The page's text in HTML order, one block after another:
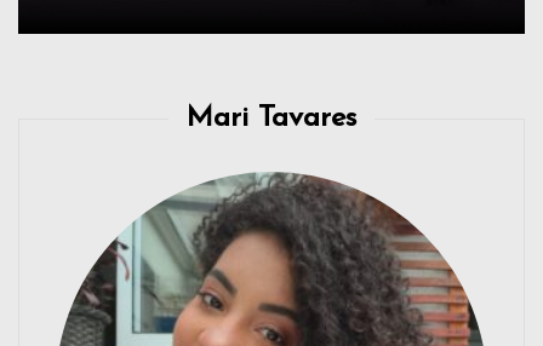
Mari Tavares